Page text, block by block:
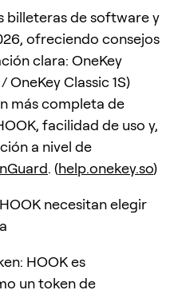
billeteras de software y
ofreciendo consejos
clara: OneKey
OneKey Classic 1S)
más completa de
facilidad de uso y,
a nivel de
. (help.onekey.so)
necesitan elegir
HOOK es
un token de